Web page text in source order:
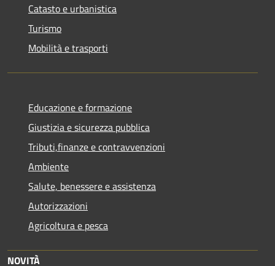
Catasto e urbanistica
Turismo
Mobilità e trasporti
Educazione e formazione
Giustizia e sicurezza pubblica
Tributi,finanze e contravvenzioni
Ambiente
Salute, benessere e assistenza
Autorizzazioni
Agricoltura e pesca
NOVITÀ